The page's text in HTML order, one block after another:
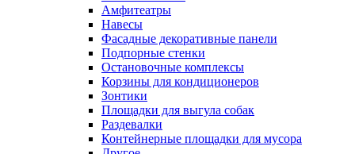
Амфитеатры
Навесы
Фасадные декоративные панели
Подпорные стенки
Остановочные комплексы
Корзины для кондиционеров
Зонтики
Площадки для выгула собак
Раздевалки
Контейнерные площадки для мусора